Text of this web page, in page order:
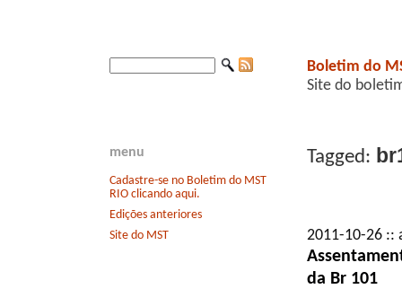
menu
Cadastre-se no Boletim do MST
RIO clicando aqui.
Edições anteriores
Site do MST
Boletim do
Site do
Tagged:
2011-10-26
da Br 101